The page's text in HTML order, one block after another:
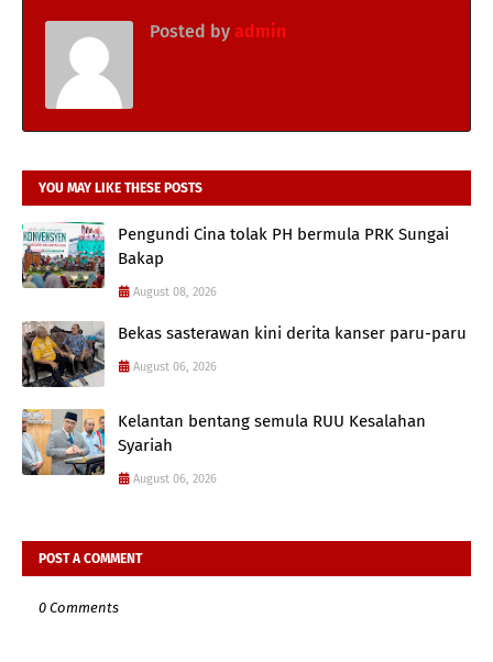
Posted by admin
YOU MAY LIKE THESE POSTS
Pengundi Cina tolak PH bermula PRK Sungai
Bakap
August 08, 2026
Bekas sasterawan kini derita kanser paru-paru
August 06, 2026
Kelantan bentang semula RUU Kesalahan
Syariah
August 06, 2026
POST A COMMENT
0 Comments